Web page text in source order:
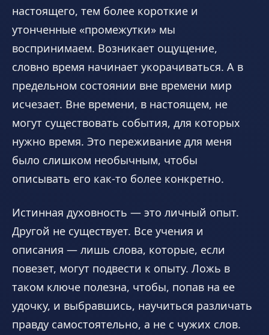
настоящего, тем более короткие и
утонченные «промежутки» мы
воспринимаем. Возникает ощущение,
словно время начинает укорачиваться. А в
предельном состоянии вне времени мир
исчезает. Вне времени, в настоящем, не
могут существовать события, для которых
нужно время. Это переживание для меня
было слишком необычным, чтобы
описывать его как-то более конкретно.
Истинная духовность — это личный опыт.
Другой не существует. Все учения и
описания — лишь слова, которые, если
повезет, могут подвести к опыту. Ложь в
таком ключе полезна, чтобы, попав на ее
удочку, и выбравшись, научиться различать
правду самостоятельно, а не с чужих слов.